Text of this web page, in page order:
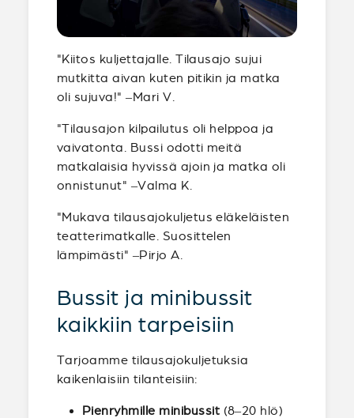
"Kiitos kuljettajalle. Tilausajo sujui
mutkitta aivan kuten pitikin ja matka
oli sujuva!" –Mari V.
"Tilausajon kilpailutus oli helppoa ja
vaivatonta. Bussi odotti meitä
matkalaisia hyvissä ajoin ja matka oli
onnistunut" –Valma K.
"Mukava tilausajokuljetus eläkeläisten
teatterimatkalle. Suosittelen
lämpimästi" –Pirjo A.
Bussit ja minibussit
kaikkiin tarpeisiin
Tarjoamme tilausajokuljetuksia
kaikenlaisiin tilanteisiin:
Pienryhmille minibussit (8–20 hlö)